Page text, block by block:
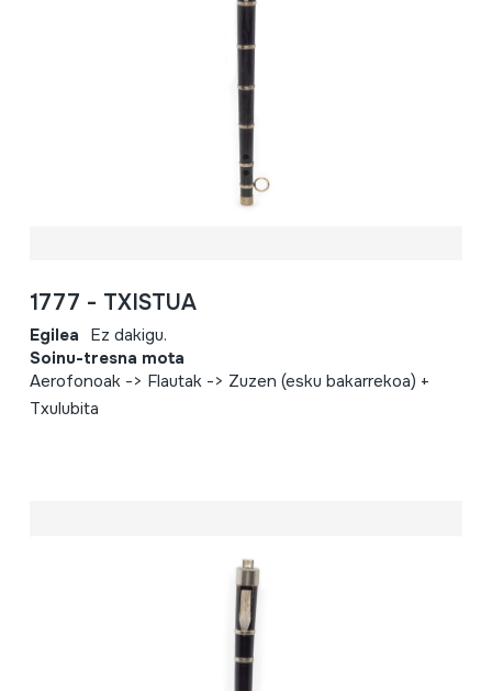
1777 - TXISTUA
Egilea Ez dakigu.
Soinu-tresna mota
Aerofonoak -> Flautak -> Zuzen (esku bakarrekoa) +
Txulubita